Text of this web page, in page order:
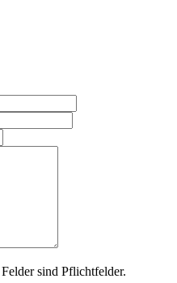
sind Pflichtfelder.